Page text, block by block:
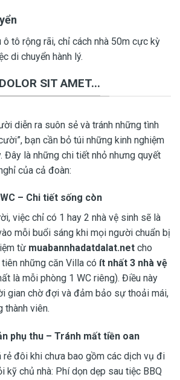
ô tô rộng rãi, chỉ cách nhà 50m cực kỳ
di chuyển hành lý.
SIT AMET...
diễn ra suôn sẻ và tránh những tình
bạn cần bỏ túi những kinh nghiệm
Đây là những chi tiết nhỏ nhưng quyết
của cả đoàn:
– Chi tiết sống còn
việc chỉ có 1 hay 2 nhà vệ sinh sẽ là
mỗi buổi sáng khi mọi người chuẩn bị
từ muabannhadatdalat.netcho
những căn Villa có ít nhất 3 nhà vệ
là mỗi phòng 1 WC riêng). Điều này
gian chờ đợi và đảm bảo sự thoải mái,
thành viên.
phụ thu – Tránh mất tiền oan
rẻ đôi khi chưa bao gồm các dịch vụ đi
kỹ chủ nhà: Phí dọn dẹp sau tiệc BBQ